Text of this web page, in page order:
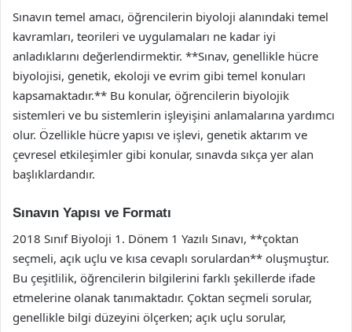
Sınavın temel amacı, öğrencilerin biyoloji alanındaki temel
kavramları, teorileri ve uygulamaları ne kadar iyi
anladıklarını değerlendirmektir. **Sınav, genellikle hücre
biyolojisi, genetik, ekoloji ve evrim gibi temel konuları
kapsamaktadır.** Bu konular, öğrencilerin biyolojik
sistemleri ve bu sistemlerin işleyişini anlamalarına yardımcı
olur. Özellikle hücre yapısı ve işlevi, genetik aktarım ve
çevresel etkileşimler gibi konular, sınavda sıkça yer alan
başlıklardandır.
Sınavın Yapısı ve Formatı
2018 Sınıf Biyoloji 1. Dönem 1 Yazılı Sınavı, **çoktan
seçmeli, açık uçlu ve kısa cevaplı sorulardan** oluşmuştur.
Bu çeşitlilik, öğrencilerin bilgilerini farklı şekillerde ifade
etmelerine olanak tanımaktadır. Çoktan seçmeli sorular,
genellikle bilgi düzeyini ölçerken; açık uçlu sorular,